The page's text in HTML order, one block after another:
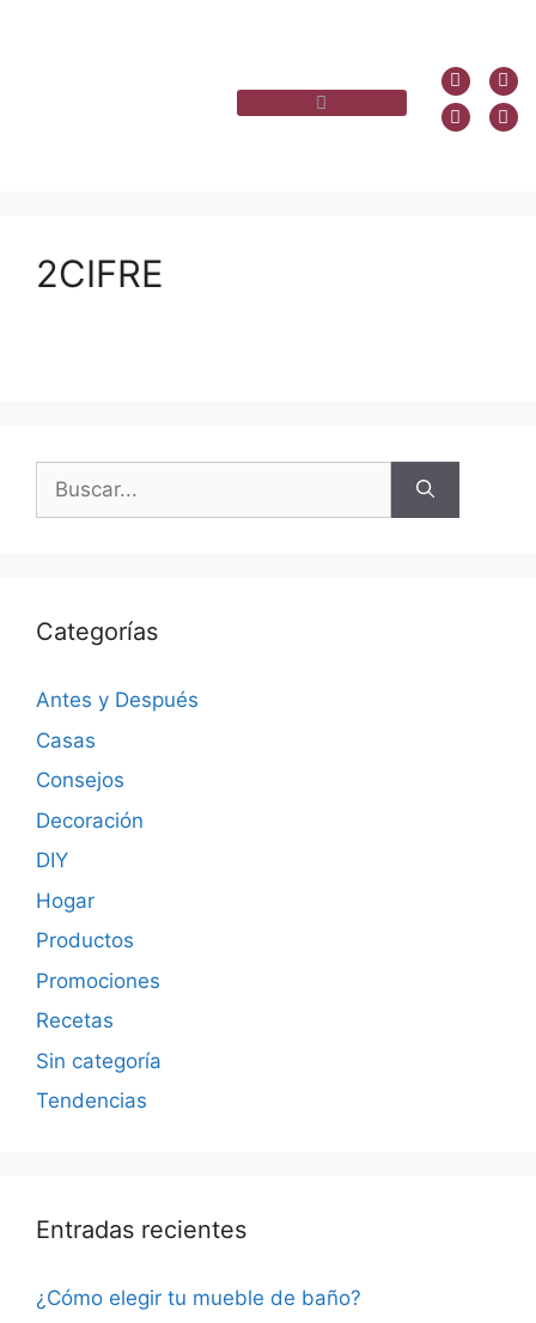
2CIFRE
Categorías
Antes y Después
Casas
Consejos
Decoración
DIY
Hogar
Productos
Promociones
Recetas
Sin categoría
Tendencias
Entradas recientes
¿Cómo elegir tu mueble de baño?